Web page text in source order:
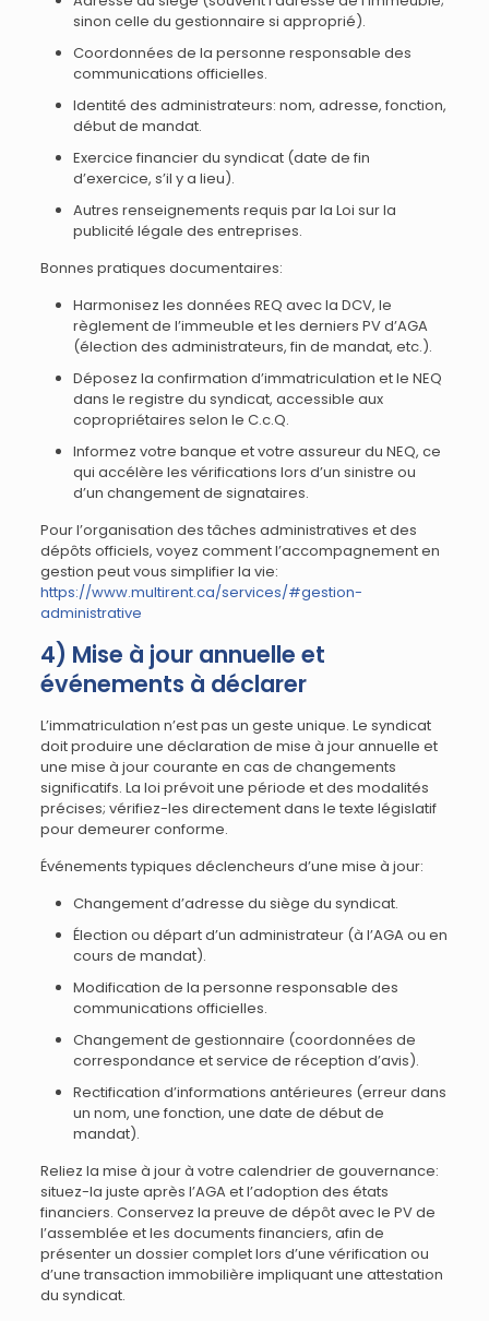
sinon celle du gestionnaire si approprié).
Coordonnées de la personne responsable des
communications officielles.
Identité des administrateurs: nom, adresse, fonction,
début de mandat.
Exercice financier du syndicat (date de fin
d’exercice, s’il y a lieu).
Autres renseignements requis par la Loi sur la
publicité légale des entreprises.
Bonnes pratiques documentaires:
Harmonisez les données REQ avec la DCV, le
règlement de l’immeuble et les derniers PV d’AGA
(élection des administrateurs, fin de mandat, etc.).
Déposez la confirmation d’immatriculation et le NEQ
dans le registre du syndicat, accessible aux
copropriétaires selon le C.c.Q.
Informez votre banque et votre assureur du NEQ, ce
qui accélère les vérifications lors d’un sinistre ou
d’un changement de signataires.
Pour l’organisation des tâches administratives et des
dépôts officiels, voyez comment l’accompagnement en
gestion peut vous simplifier la vie:
https://www.multirent.ca/services/#gestion-
administrative
4) Mise à jour annuelle et
événements à déclarer
L’immatriculation n’est pas un geste unique. Le syndicat
doit produire une déclaration de mise à jour annuelle et
une mise à jour courante en cas de changements
significatifs. La loi prévoit une période et des modalités
précises; vérifiez-les directement dans le texte législatif
pour demeurer conforme.
Événements typiques déclencheurs d’une mise à jour:
Changement d’adresse du siège du syndicat.
Élection ou départ d’un administrateur (à l’AGA ou en
cours de mandat).
Modification de la personne responsable des
communications officielles.
Changement de gestionnaire (coordonnées de
correspondance et service de réception d’avis).
Rectification d’informations antérieures (erreur dans
un nom, une fonction, une date de début de
mandat).
Reliez la mise à jour à votre calendrier de gouvernance:
situez-la juste après l’AGA et l’adoption des états
financiers. Conservez la preuve de dépôt avec le PV de
l’assemblée et les documents financiers, afin de
présenter un dossier complet lors d’une vérification ou
d’une transaction immobilière impliquant une attestation
du syndicat.